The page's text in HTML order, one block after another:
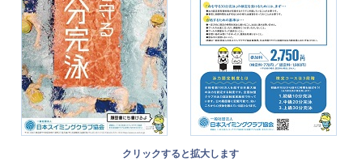
クリックすると拡大します